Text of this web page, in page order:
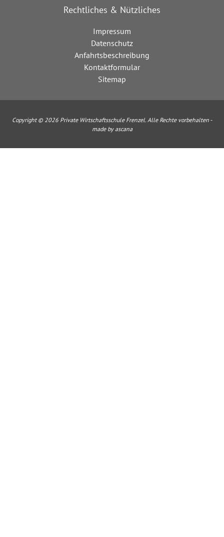
Rechtliches & Nützliches
Impressum
Datenschutz
Anfahrtsbeschreibung
Kontaktformular
Sitemap
Copyright © 2026 Private Wirtschaftsschule Frenzel. Alle Rechte vorbehalten -
made by ascana